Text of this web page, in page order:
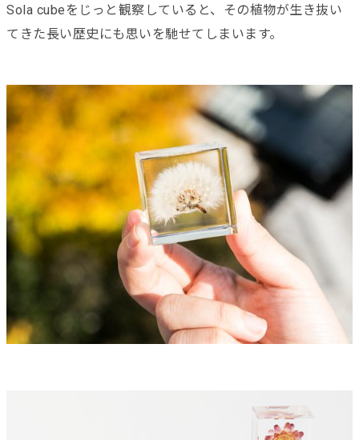
Sola cube をじっと観察していると、その植物が生き抜い
てきた長い歴史にも思いを馳せてしまいます。